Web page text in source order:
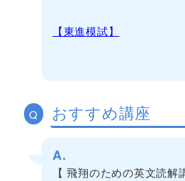
【東進模試】
Q おすすめ講座
A.
【 飛翔のための英文読解